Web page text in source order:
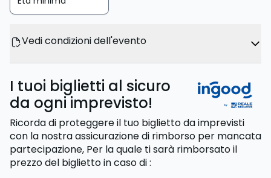
Vedi condizioni dell'evento
I tuoi biglietti al sicuro
da ogni imprevisto!
Ricorda di proteggere il tuo biglietto da imprevisti
con la nostra assicurazione di rimborso per mancata
partecipazione, Per la quale ti sarà rimborsato il
prezzo del bigliettoin caso di: